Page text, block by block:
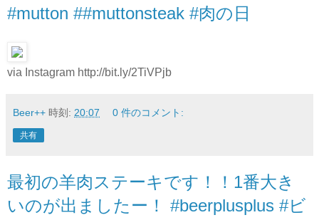
#mutton ##muttonsteak #肉の日
via Instagram http://bit.ly/2TiVPjb
Beer++ 時刻: 20:07 0 件のコメント:
共有
最初の羊肉ステーキです！！1番大き
いのが出ましたー！ #beerplusplus #ビ